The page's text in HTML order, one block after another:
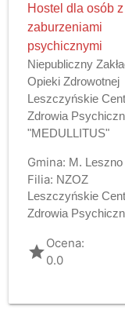
Hostel dla osób z
zaburzeniami
psychicznymi
Niepubliczny
Opieki Zdrowotnej
Leszczyńskie
Zdrowia
"MEDULLITUS"
Gmina: M. Leszno
Filia: NZOZ
Leszczyńskie
Zdrowia
gradeOcena:
0.0